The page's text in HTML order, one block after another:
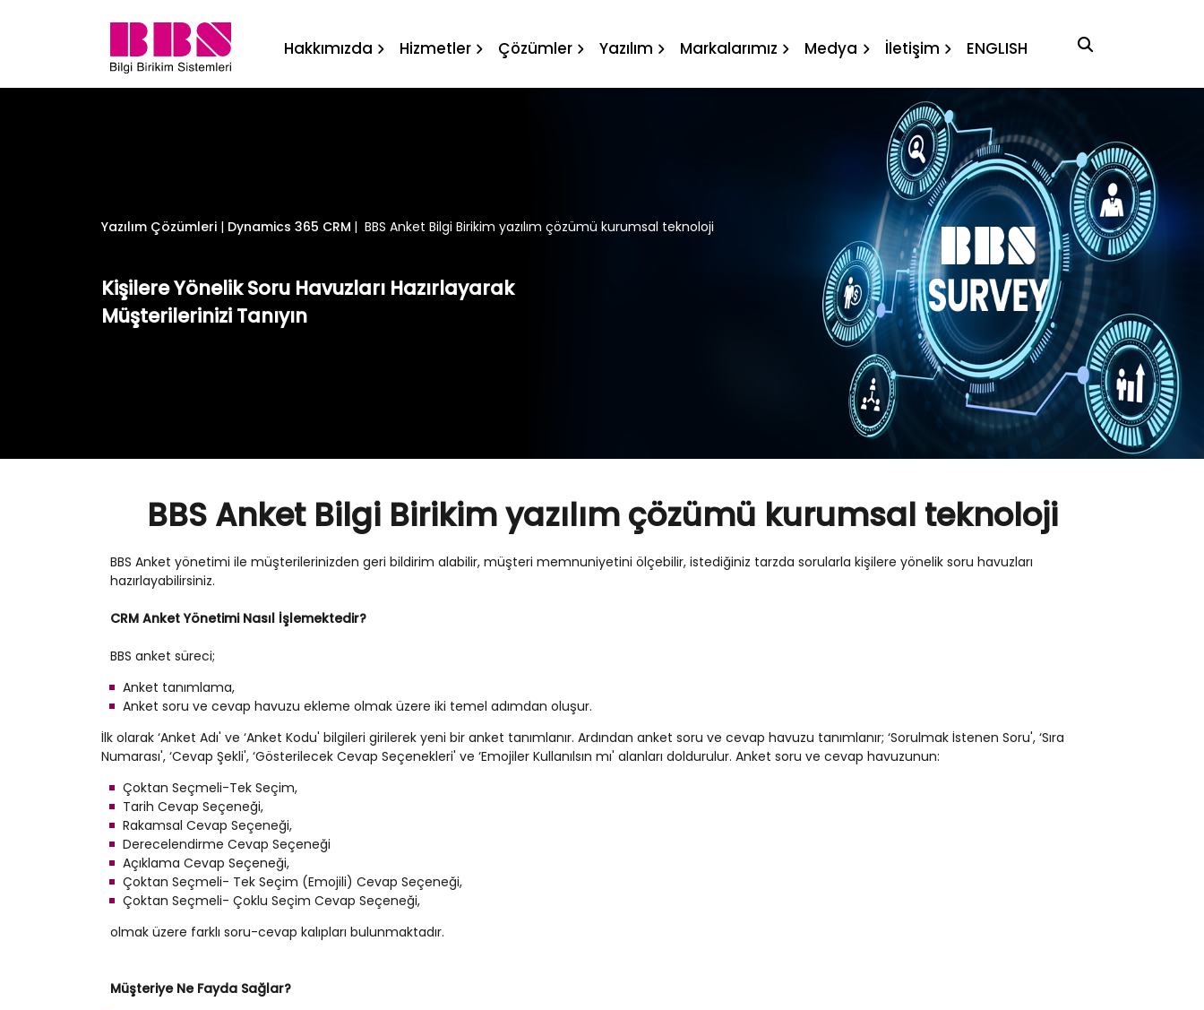
BBS Anket Bilgi Birikim yazılım çözümü kurumsal teknoloji
Hakkımızda Hizmetler Çözümler Yazılım Markalarımız Medya İletişim ENGLISH
Yazılım Çözümleri | Dynamics 365 CRM | BBS Anket Bilgi Birikim yazılım çözümü kurumsal teknoloji
Kişilere Yönelik Soru Havuzları Hazırlayarak
Müşterilerinizi Tanıyın
BBS Anket Bilgi Birikim yazılım çözümü kurumsal teknoloji
BBS Anket yönetimi ile müşterilerinizden geri bildirim alabilir, müşteri memnuniyetini ölçebilir, istediğiniz tarzda sorularla kişilere yönelik soru havuzları
hazırlayabilirsiniz.
CRM Anket Yönetimi Nasıl İşlemektedir?
BBS anket süreci;
Anket tanımlama,
Anket soru ve cevap havuzu ekleme olmak üzere iki temel adımdan oluşur.
İlk olarak ‘Anket Adı' ve ‘Anket Kodu' bilgileri girilerek yeni bir anket tanımlanır. Ardından anket soru ve cevap havuzu tanımlanır; ‘Sorulmak İstenen Soru', ‘Sıra
Numarası', ‘Cevap Şekli', ‘Gösterilecek Cevap Seçenekleri' ve ‘Emojiler Kullanılsın mı' alanları doldurulur. Anket soru ve cevap havuzunun:
Çoktan Seçmeli-Tek Seçim,
Tarih Cevap Seçeneği,
Rakamsal Cevap Seçeneği,
Derecelendirme Cevap Seçeneği
Açıklama Cevap Seçeneği,
Çoktan Seçmeli- Tek Seçim (Emojili) Cevap Seçeneği,
Çoktan Seçmeli- Çoklu Seçim Cevap Seçeneği,
olmak üzere farklı soru-cevap kalıpları bulunmaktadır.
Müşteriye Ne Fayda Sağlar?